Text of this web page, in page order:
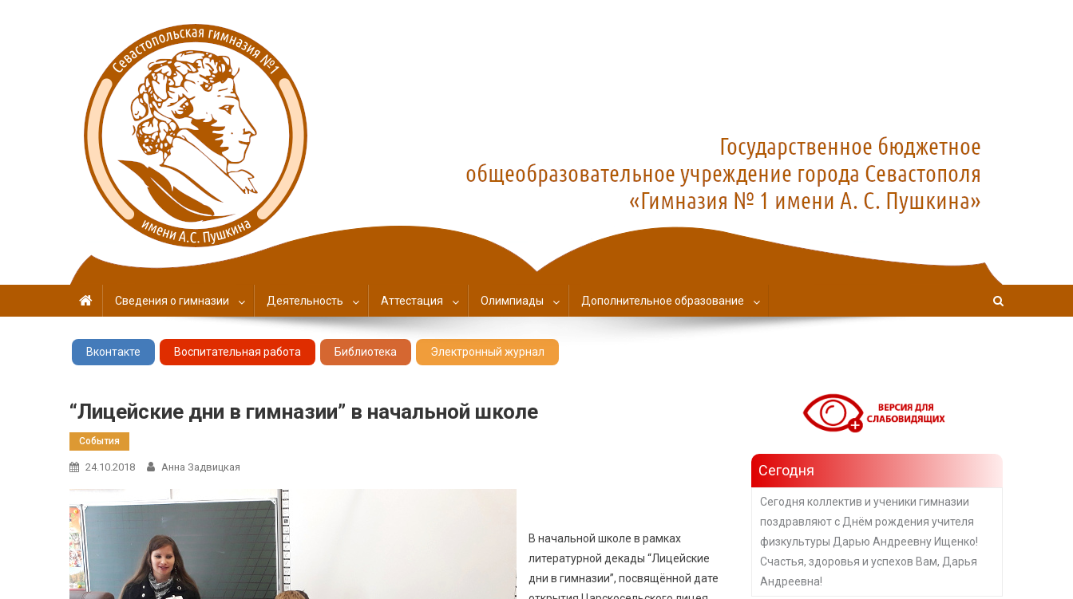
Севастопольская гимназия №1
имени А. С. Пушкина
Сведения о гимназии Деятельность Аттестация Олимпиады Дополнительное образование
Вконтакте Воспитательная работа Библиотека Электронный журнал
“Лицейские дни в гимназии” в начальной школе
События
24.10.2018 Анна Задвицкая
В начальной школе в рамках
литературной декады “Лицейские
дни в гимназии”, посвящённой дате
Сегодня
Сегодня коллектив и ученики гимназии
поздравляют с Днём рождения учителя
физкультуры Дарью Андреевну Ищенко!
Счастья, здоровья и успехов Вам, Дарья
Андреевна!